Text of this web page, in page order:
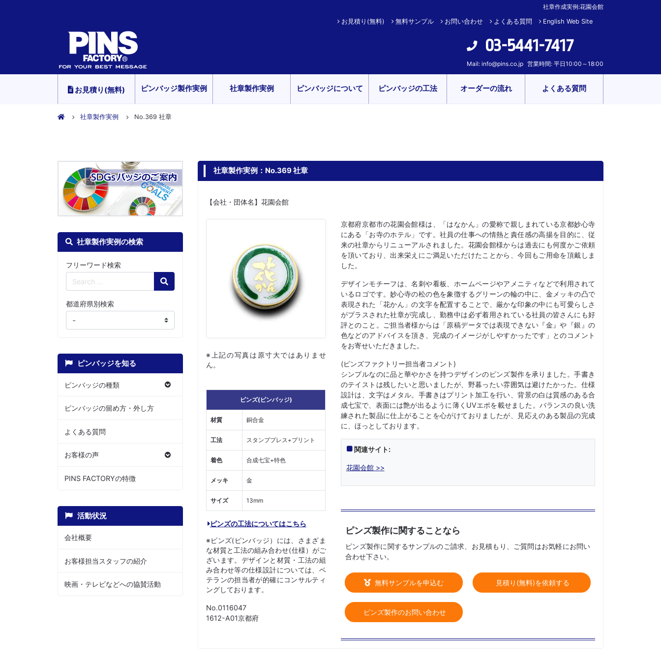
社章作成実例:花園会館
お見積り(無料) 無料サンプル お問い合わせ よくある質問 English Web Site
03-5441-7417
Mail: info@pins.co.jp 営業時間: 平日10:00～18:00
お見積り(無料) ピンバッジ製作実例 社章製作実例 ピンバッジについて ピンバッジの工法 オーダーの流れ よくある質問
社章製作実例 No.369 社章
社章製作実例の検索
フリーワード検索
Search
都道府県別検索
ピンバッジを知る
ピンバッジの種類
ピンバッジの留め方・外し方
よくある質問
お客様の声
PINS FACTORYの特徴
活動状況
会社概要
お客様担当スタッフの紹介
映画・テレビなどへの協賛活動
社章製作実例：No.369 社章
【会社・団体名】花園会館
※上記の写真は原寸大ではありませ
ん。
ピンズ(ピンバッジ)
材質 銅合金
工法 スタンププレス+プリント
着色 合成七宝+特色
メッキ 金
サイズ 13mm
ピンズの工法についてはこちら
※ピンズ(ピンバッジ）には、さまざま
な材質と工法の組み合わせ(仕様）がご
ざいます。デザインと材質・工法の組
み合わせ等の仕様設計については、ベ
テランの担当者が的確にコンサルティ
ングしております。
No.0116047
1612-A01京都府
京都府京都市の花園会館様は、「はなかん」の愛称で親しまれている京都妙心寺
にある「お寺のホテル」です。社員の仕事への情熱と責任感の高揚を目的に、従
来の社章からリニューアルされました。花園会館様からは過去にも何度かご依頼
を頂いており、出来栄えにご満足いただけたことから、今回もご用命を頂戴しま
した。
デザインモチーフは、名刺や看板、ホームページやアメニティなどで利用されて
いるロゴです。妙心寺の松の色を象徴するグリーンの輪の中に、金メッキの凸で
表現された「花かん」の文字を配置することで、厳かな印象の中にも可愛らしさ
がプラスされた社章が完成し、勤務中は必ず着用されている社員の皆さんにも好
評とのこと。ご担当者様からは「原稿データでは表現できない『金』や『銀』の
色などのアドバイスを頂き、完成のイメージがしやすかったです」とのコメント
をお寄せいただきました。
(ピンズファクトリー担当者コメント)
シンプルなのに品と華やかさを持つデザインのピンズ製作を承りました。手書き
のテイストは残したいと思いましたが、野暮ったい雰囲気は避けたかった。仕様
設計は、文字はメタル。手書きはプリント加工を行い、背景の白は質感のある合
成七宝で、表面には艶が出るように薄くUVエポを載せました。バランスの良い洗
練された製品に仕上がることを心がけておりましたが、見応えのある製品の完成
に、ほっとしております。
関連サイト:
花園会館 >>
ピンズ製作に関することなら
ピンズ製作に関するサンプルのご請求、お見積もり、ご質問はお気軽にお問い
合わせ下さい。
無料サンプルを申込む 見積り(無料)を依頼する
ピンズ製作のお問い合わせ